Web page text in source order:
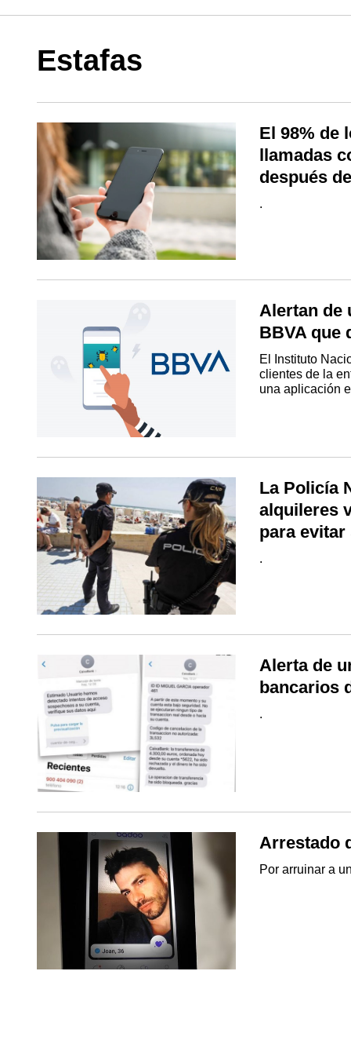
Estafas
El 98% de
llamadas
después
.
Alertan de
BBVA que
El Instituto
clientes de la
una aplicación
La Policía
alquileres
para evitar
.
Alerta de
bancarios
.
Arrestado
Por arruinar a